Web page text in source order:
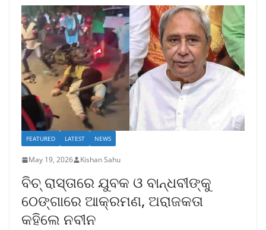
FEATURED LATEST NEWS
May 19, 2026 Kishan Sahu
ବିଚ୍‌ ରାସ୍ତାରେ ଯୁବକ ଓ ବାନ୍ଧବୀଙ୍କୁ
ଠେଙ୍ଗାରେ ଆକ୍ରମଣ, ଅରାଜକତା
କହିଲେ ନବୀନ